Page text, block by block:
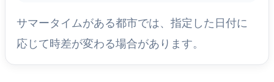
サマータイムがある都市では、指定した日付に
応じて時差が変わる場合があります。